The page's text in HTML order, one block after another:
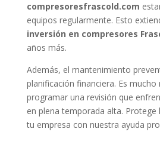
compresoresfrascold.com
equipos regularmente. Esto
inversión en compresores
años más.
Además, el mantenimiento
planificación financiera. Es
programar una revisión que
en plena temporada alta. Protege
tu empresa con nuestra ayuda